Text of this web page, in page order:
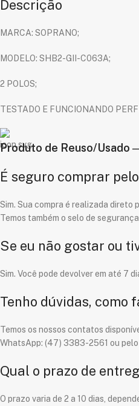
Descrição
MARCA: SOPRANO;
MODELO: SHB2-GII-C063A;
2 POLOS;
TESTADO E FUNCIONANDO
Produto de Reuso/Usado
É seguro comprar
Sim. Sua compra é realizada direto
Temos também o selo de
Se eu não gostar ou
Sim. Você pode devolver em até 7
Tenho dúvidas, como
Temos os nossos contatos
WhatsApp: (47) 3383-2561 ou
Qual o prazo de
O prazo varia de 2 a 10 dias,